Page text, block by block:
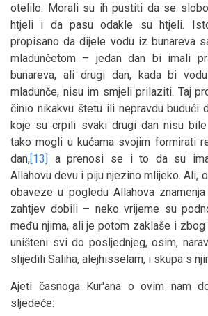
otelilo. Morali su ih pustiti da se
htjeli i da pasu odakle su htjeli.
propisano da dijele vodu iz bunareva
mladunčetom – jedan dan bi imali
bunareva, ali drugi dan, kada bi
mladunče, nisu im smjeli prilaziti. Taj
činio nikakvu štetu ili nepravdu budući
koje su crpili svaki drugi dan nisu
tako mogli u kućama svojim formirati
dan,[13]
a prenosi se i to da su
Allahovu devu i piju njezino mlijeko. Ali,
obaveze u pogledu Allahova
zahtjev dobili – neko vrijeme su
među njima, ali je potom zaklaše i
uništeni svi do posljednjeg, osim,
slijedili Saliha, alejhisselam, i skupa s
Ajeti časnoga Kur'ana o ovim nam
sljedeće: